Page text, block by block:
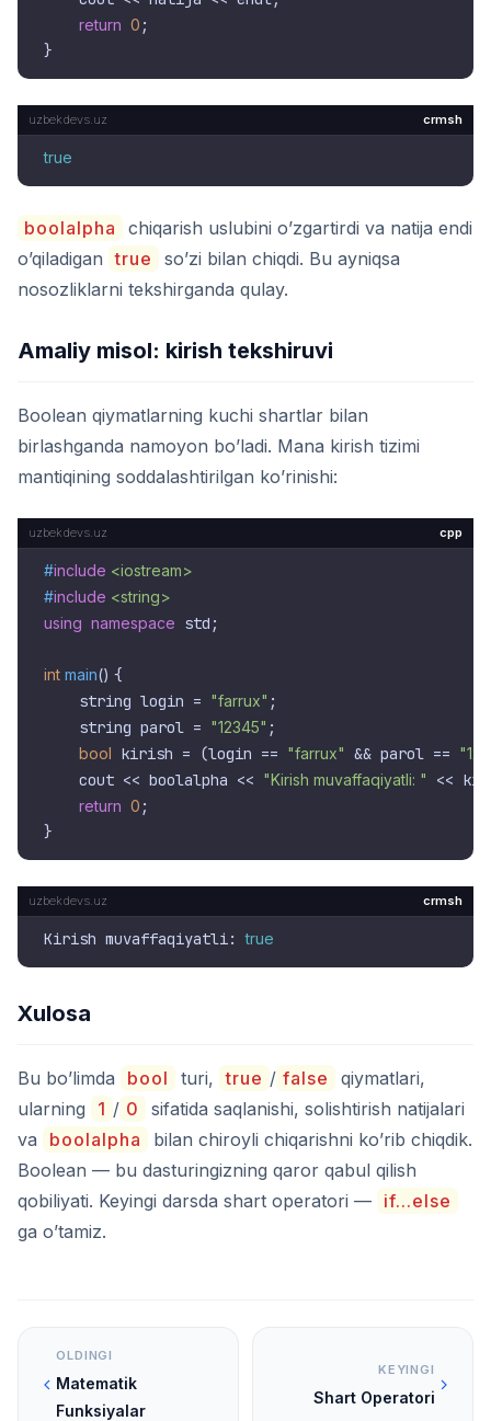
return 0 ;
crmsh
true
boolalpha
chiqarish uslubini o’zgartirdi va natija endi
o’qiladigan true
so’zi bilan chiqdi. Bu ayniqsa
nosozliklarni tekshirganda qulay.
Amaliy misol: kirish tekshiruvi
Boolean qiymatlarning kuchi shartlar bilan
birlashganda namoyon bo’ladi. Mana kirish tizimi
mantiqining soddalashtirilgan ko’rinishi:
cpp
#include <iostream>
#include <string>
using namespace std;
int main() {
    string login =
"farrux" ;
    string parol =
"12345" ;
bool kirish = (login == "farrux" && parol ==
    cout << boolalpha <<
"Kirish muvaffaqiyatli: " <<
return 0 ;
crmsh
Kirish muvaffaqiyatli: true
Xulosa
Bu bo’limda bool turi, true / false
qiymatlari,
ularning
1 / 0
sifatida saqlanishi, solishtirish natijalari
va
boolalpha
bilan chiroyli chiqarishni ko’rib chiqdik.
Boolean — bu dasturingizning qaror qabul qilish
qobiliyati. Keyingi darsda shart operatori — if...else
ga o’tamiz.
OLDINGI
Matematik
Funksiyalar
KEYINGI
Shart Operatori